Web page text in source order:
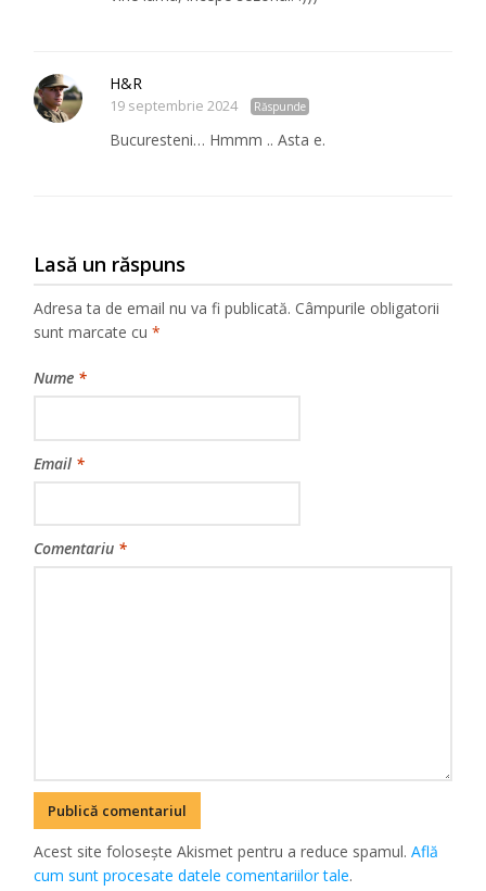
H&R
19 septembrie 2024 Răspunde
Bucuresteni… Hmmm .. Asta e.
Lasă un răspuns
Adresa ta de email nu va fi publicată. Câmpurile obligatorii
sunt marcate cu*
Nume *
Email *
Comentariu *
Acest site folosește Akismet pentru a reduce spamul.Află
cum sunt procesate datele comentariilor tale.